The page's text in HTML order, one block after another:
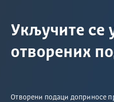
Укључите се
отворених
Отворени подаци доприносе